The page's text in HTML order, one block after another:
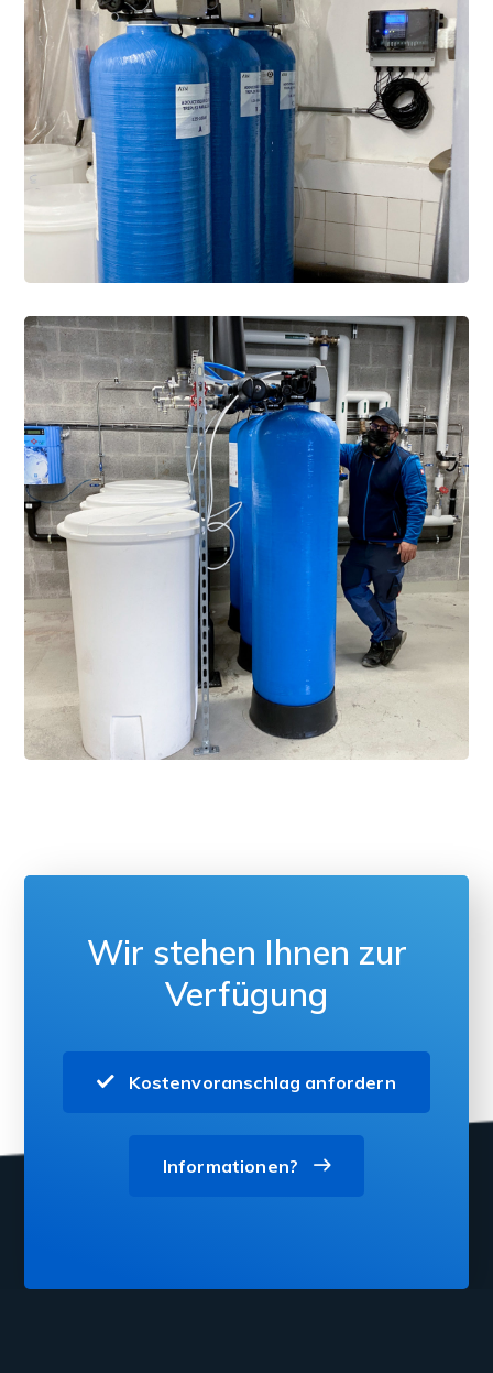
INDUSTRIE WEICHMACHER
Triplex-Wasserenthärter
3 x 100 Liter für
Maschinen zur
Lebensmittelherstellung
WEICHMACHER
Wasserenthärtung für
die Versorgung des
Kühlturms und des
Reinraums
Wir stehen Ihnen zur
Verfügung
Kostenvoranschlag anfordern
Informationen?